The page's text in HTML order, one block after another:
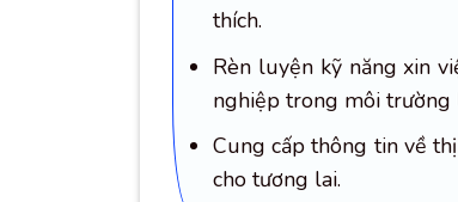
thích.
Rèn luyện kỹ năng xin
nghiệp trong môi trường
Cung cấp thông tin về
cho tương lai.